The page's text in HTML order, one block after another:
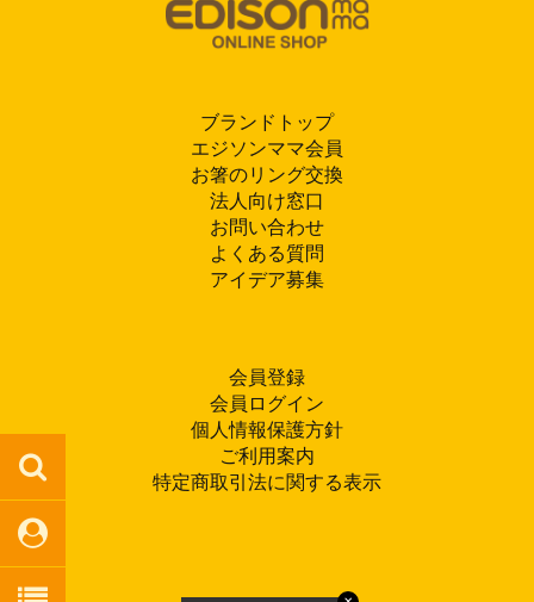
ブランドトップ
エジソンママ会員
お箸のリング交換
法人向け窓口
お問い合わせ
よくある質問
アイデア募集
会員登録
会員ログイン
個人情報保護方針
ご利用案内
特定商取引法に関する表示